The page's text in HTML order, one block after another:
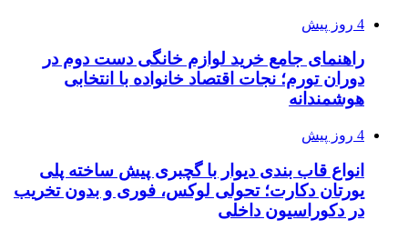
4 روز پیش
راهنمای جامع خرید لوازم خانگی دست دوم در
دوران تورم؛ نجات اقتصاد خانواده با انتخابی
هوشمندانه
4 روز پیش
انواع قاب بندی دیوار با گچبری پیش ساخته پلی
یورتان دکارت؛ تحولی لوکس، فوری و بدون تخریب
در دکوراسیون داخلی